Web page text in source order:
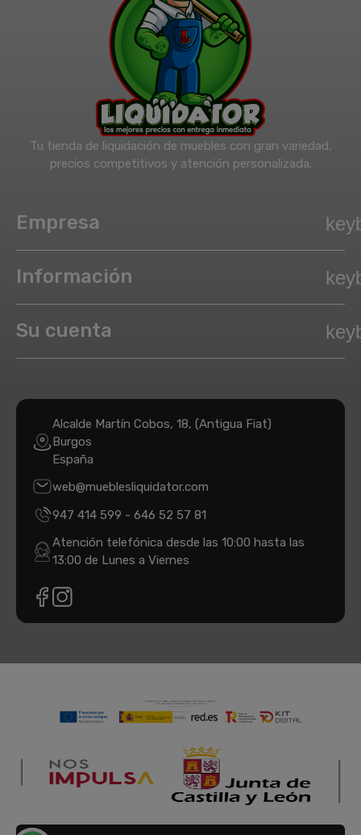
Tu tienda de liquidación de muebles con gran variedad,
precios competitivos y atención personalizada.
Empresa
Información
Su cuenta
Alcalde Martín Cobos, 18, (Antigua Fiat)
Burgos
España
web@mueblesliquidator.com
947 414 599 - 646 52 57 81
Atención telefónica desde las 10:00 hasta las
13:00 de Lunes a Viernes